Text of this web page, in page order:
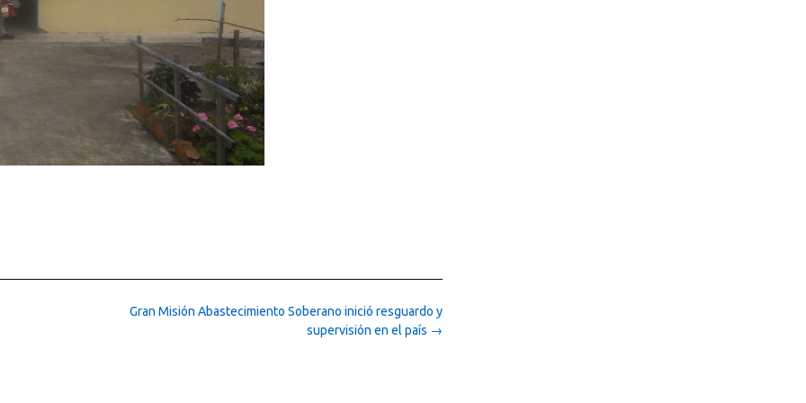
Gran Misión Abastecimiento Soberano inició resguardo y
supervisión en el país →